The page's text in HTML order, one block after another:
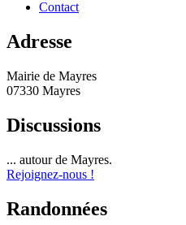
Contact
Adresse
Mairie de Mayres
07330 Mayres
Discussions
... autour de Mayres.
Rejoignez-nous !
Randonnées